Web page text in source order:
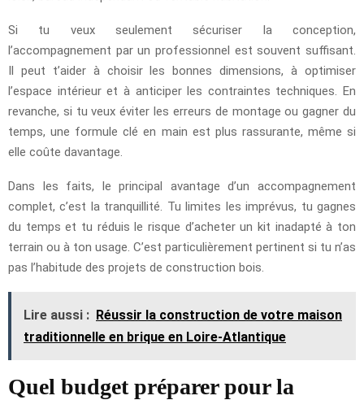
Si tu veux seulement sécuriser la conception,
l’accompagnement par un professionnel est souvent suffisant.
Il peut t’aider à choisir les bonnes dimensions, à optimiser
l’espace intérieur et à anticiper les contraintes techniques. En
revanche, si tu veux éviter les erreurs de montage ou gagner du
temps, une formule clé en main est plus rassurante, même si
elle coûte davantage.
Dans les faits, le principal avantage d’un accompagnement
complet, c’est la tranquillité. Tu limites les imprévus, tu gagnes
du temps et tu réduis le risque d’acheter un kit inadapté à ton
terrain ou à ton usage. C’est particulièrement pertinent si tu n’as
pas l’habitude des projets de construction bois.
Lire aussi : Réussir la construction de votre maison
traditionnelle en brique en Loire-Atlantique
Quel budget préparer pour la